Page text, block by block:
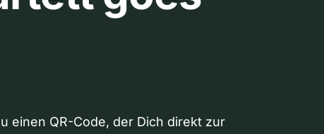
einen QR-Code, der Dich direkt zur